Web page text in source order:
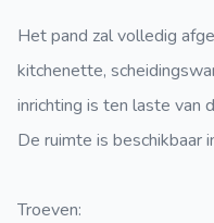
Het pand zal volledig
kitchenette,
inrichting is ten laste van
De ruimte is beschikbaar
Troeven: